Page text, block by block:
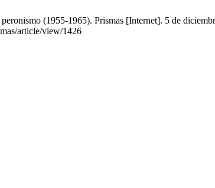
(1955-1965). Prismas [Internet]. 5 de
article/view/1426